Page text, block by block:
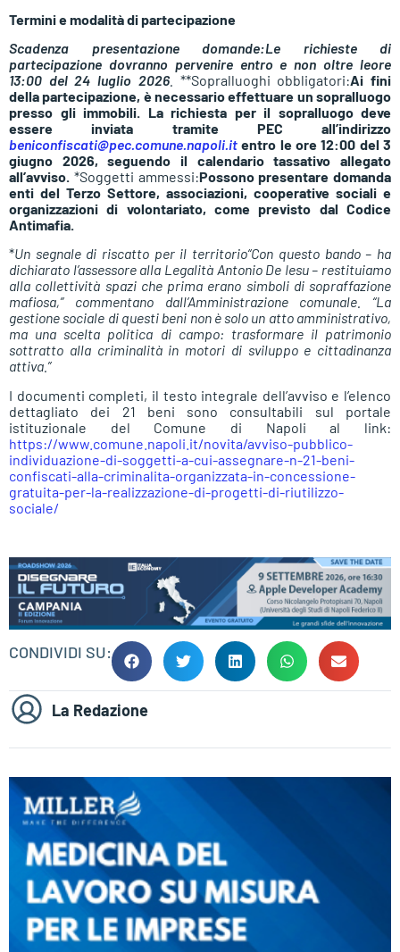
Termini e modalità di partecipazione
Scadenza presentazione domande:Le richieste di
partecipazione dovranno pervenire entro e non oltre leore
13:00 del 24 luglio 2026. **Sopralluoghi obbligatori:Ai fini
della partecipazione, è necessario effettuare un sopralluogo
presso gli immobili. La richiesta per il sopralluogo deve
essere inviata tramite PEC all’indirizzo
beniconfiscati@pec.comune.napoli.it entro le ore 12:00 del 3
giugno 2026, seguendo il calendario tassativo allegato
all’avviso. *Soggetti ammessi:Possono presentare domanda
enti del Terzo Settore, associazioni, cooperative sociali e
organizzazioni di volontariato, come previsto dal Codice
Antimafia.
*Un segnale di riscatto per il territorio“Con questo bando – ha
dichiarato l’assessore alla Legalità Antonio De Iesu – restituiamo
alla collettività spazi che prima erano simboli di sopraffazione
mafiosa,” commentano dall’Amministrazione comunale. “La
gestione sociale di questi beni non è solo un atto amministrativo,
ma una scelta politica di campo: trasformare il patrimonio
sottratto alla criminalità in motori di sviluppo e cittadinanza
attiva.”
I documenti completi, il testo integrale dell’avviso e l’elenco
dettagliato dei 21 beni sono consultabili sul portale
istituzionale del Comune di Napoli al link:
https://www.comune.napoli.it/novita/avviso-pubblico-
individuazione-di-soggetti-a-cui-assegnare-n-21-beni-
confiscati-alla-criminalita-organizzata-in-concessione-
gratuita-per-la-realizzazione-di-progetti-di-riutilizzo-
sociale/
CONDIVIDI SU:
La Redazione